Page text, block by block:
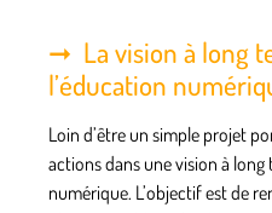
La vision à long
l’éducation
Loin d’être un simple projet
actions dans une vision à
numérique. L’objectif est de